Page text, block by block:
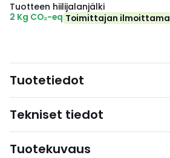
Tuotteen hiilijalanjälki
2 Kg CO₂-eq Toimittajan ilmoittama
Tuotetiedot
Tekniset tiedot
Tuotekuvaus